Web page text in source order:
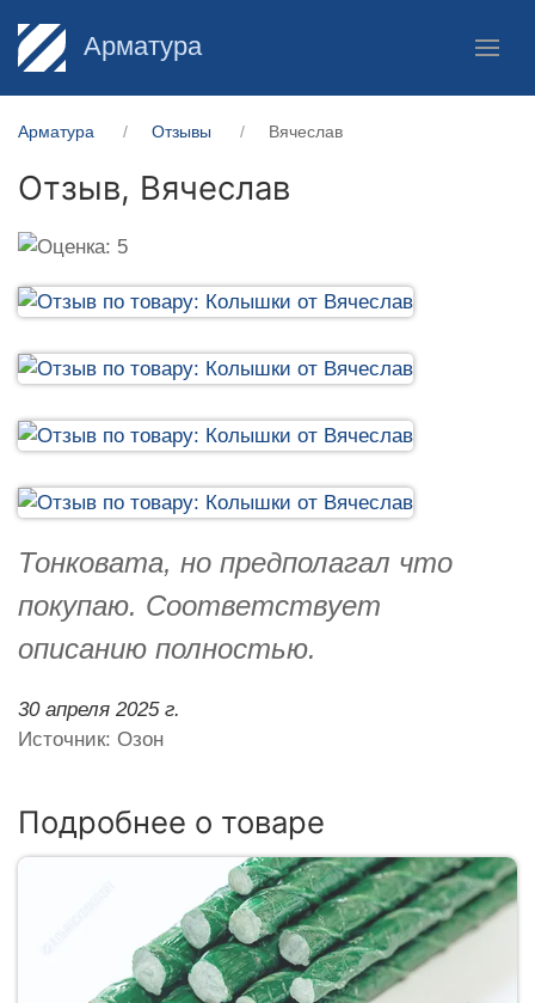
Арматура
Арматура Отзывы Вячеслав
Отзыв, Вячеслав
Тонковата, но предполагал что
покупаю. Соответствует
описанию полностью.
30 апреля 2025 г.
Источник: Озон
Подробнее о товаре